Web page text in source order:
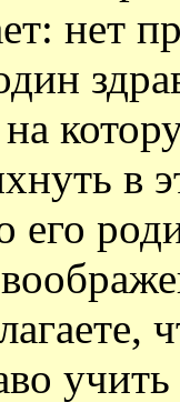
нет
в
его